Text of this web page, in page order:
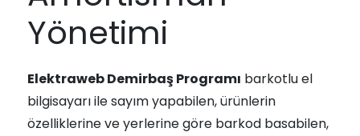
Yönetimi
Elektraweb Demirbaş Programı barkotlu el
bilgisayarı ile sayım yapabilen, ürünlerin
özelliklerine ve yerlerine göre barkod basabilen,